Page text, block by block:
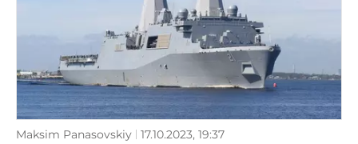
Maksim Panasovskiy 17.10.2023, 19:37